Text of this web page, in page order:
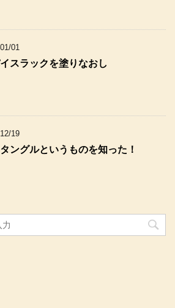
01
スラックを塗りなおし
19
ングルというものを知った！